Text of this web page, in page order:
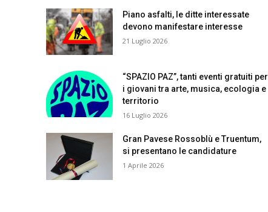
Piano asfalti, le ditte interessate
devono manifestare interesse
21 Luglio 2026
“SPAZIO PAZ”, tanti eventi gratuiti per
i giovani tra arte, musica, ecologia e
territorio
16 Luglio 2026
Gran Pavese Rossoblù e Truentum,
si presentano le candidature
1 Aprile 2026